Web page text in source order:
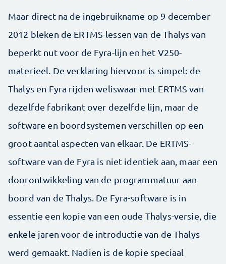
Maar direct na de ingebruikname op 9 december
2012 bleken de ERTMS-lessen van de Thalys van
beperkt nut voor de Fyra-lijn en het V250-
materieel. De verklaring hiervoor is simpel: de
Thalys en Fyra rijden weliswaar met ERTMS van
dezelfde fabrikant over dezelfde lijn, maar de
software en boordsystemen verschillen op een
groot aantal aspecten van elkaar. De ERTMS-
software van de Fyra is niet identiek aan, maar een
doorontwikkeling van de programmatuur aan
boord van de Thalys. De Fyra-software is in
essentie een kopie van een oude Thalys-versie, die
enkele jaren voor de introductie van de Thalys
werd gemaakt. Nadien is de kopie speciaal